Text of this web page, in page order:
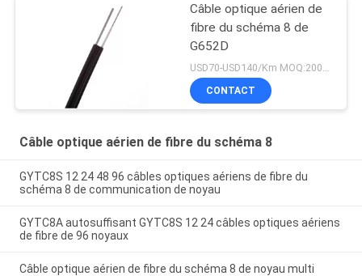
Câble optique aérien de
fibre du schéma 8 de
G652D
USD70-USD140/Km MOQ:2000 mètres
CONTACT
Câble optique aérien de fibre du schéma 8
GYTC8S 12 24 48 96 câbles optiques aériens de fibre du
schéma 8 de communication de noyau
GYTC8A autosuffisant GYTC8S 12 24 câbles optiques aériens
de fibre de 96 noyaux
Câble optique aérien de fibre du schéma 8 de noyau multi